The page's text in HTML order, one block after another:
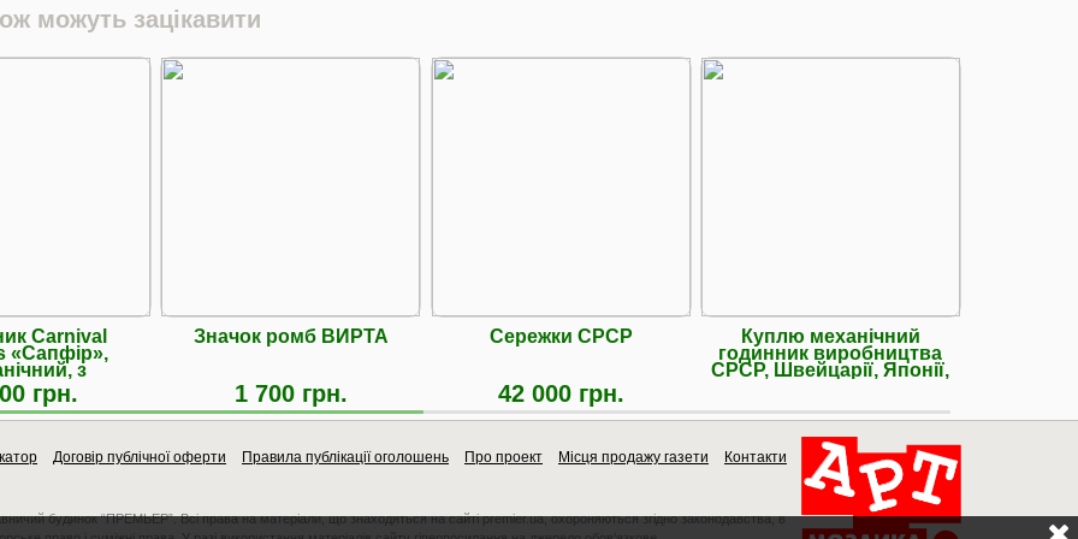
можуть зацікавити
Carnival
«Сапфір»,
з
грн.
Значок ромб ВИРТА
1 700 грн.
Сережки СРСР
42 000 грн.
Куплю механічний
годинник виробництва
СРСР, Швейцарії, Японії,
Договір публічної оферти Правила публікації оголошень Про проект Місця продажу газети Контакти
будинок “ПРЕМЬЕР”. Всі права на матеріали, що знаходяться на сайті premier.ua, охороняються згідно законодавства, в